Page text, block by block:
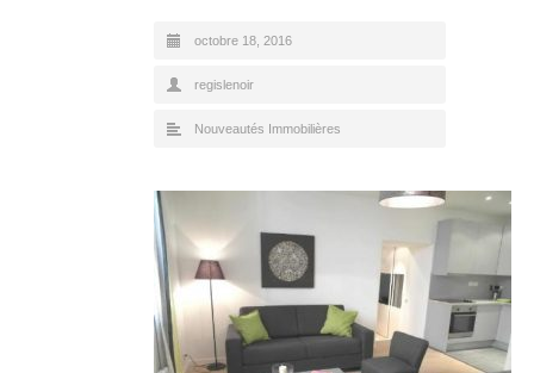
octobre 18, 2016
regislenoir
Nouveautés Immobilières